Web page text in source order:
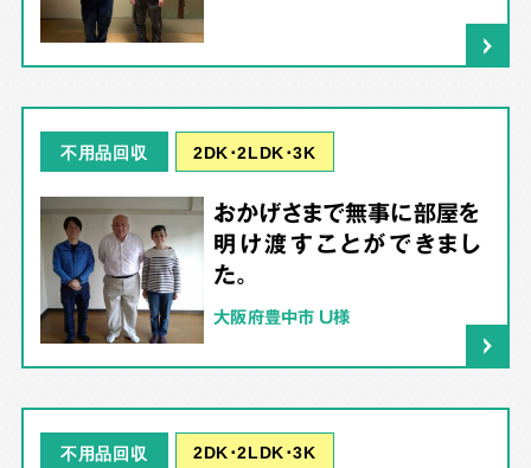
不用品回収 2DK･2LDK･3K
おかげさまで無事に部屋を
明け渡すことができまし
た。
大阪府豊中市 U様
不用品回収 2DK･2LDK･3K